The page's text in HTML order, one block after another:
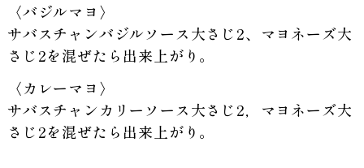
〈バジルマヨ〉
サバスチャンバジルソース大さじ2、マヨネーズ大
さじ2を混ぜたら出来上がり。
〈カレーマヨ〉
サバスチャンカリーソース大さじ2，マヨネーズ大
さじ2を混ぜたら出来上がり。